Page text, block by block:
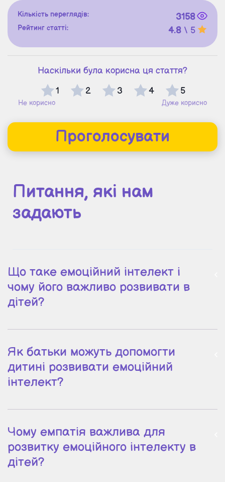
Кількість переглядів: 3158
Рейтинг статті: 4.8 \ 5
Наскільки була корисна ця стаття?
1
2 3 4 5
Не корисно Дуже корисно
Проголосувати
Питання, які нам
задають
Що таке емоційний інтелект і
чому його важливо розвивати в
дітей?
Як батьки можуть допомогти
дитині розвивати емоційний
інтелект?
Чому емпатія важлива для
розвитку емоційного інтелекту в
дітей?